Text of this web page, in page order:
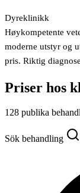
Dyreklinikk
Høykompetente
moderne utstyr og
pris. Riktig
Priser hos
128 publika
Sök behandling